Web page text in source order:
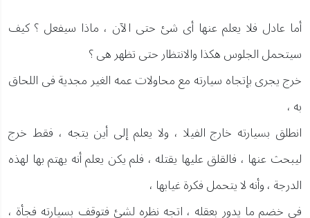
أما عادل فلا يعلم عنها أى شئ حتى الآن ، ماذا سيفعل ؟ كيف
سيتحمل الجلوس هكذا والانتظار حتى تظهر هى ؟
خرج يجرى بإتجاه سيارته مع محاولات عمه الغير مجدية فى اللحاق
به ،
انطلق بسيارته خارج الفيلا ، ولا يعلم إلى أين يتجه ، فقط خرج
ليبحث عنها ، فالقلق عليها يقتله ، فلم يكن يعلم أنه يهتم بها لهذه
الدرجة ، وأنه لا يتحمل فكرة غيابها ،
فى خضم ما يدور بعقله ، اتجه نظره لشئ فتوقف بسيارته فجأة ،